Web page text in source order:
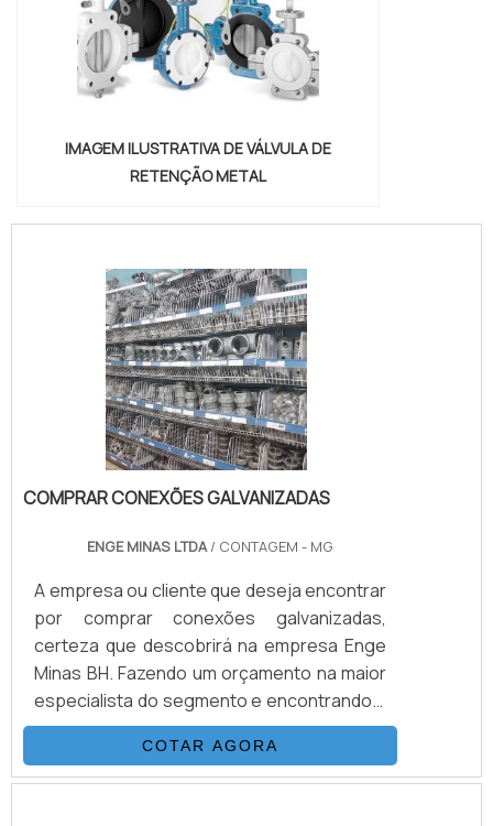
IMAGEM ILUSTRATIVA DE VÁLVULA DE
RETENÇÃO METAL
COMPRAR CONEXÕES GALVANIZADAS
ENGE MINAS LTDA/ CONTAGEM - MG
A empresa ou cliente que deseja encontrar
por comprar conexões galvanizadas,
certeza que descobrirá na empresa Enge
Minas BH. Fazendo um orçamento na maior
especialista do segmento e encontrando a
líder da área de atuação.DETALHES SOBRE
COMPRAR CONEXÕES GALVANIZADAS Se
alguém quer achar comprar conexões
COTAR AGORA